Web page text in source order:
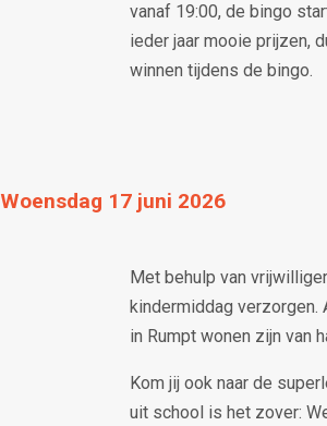
vanaf 19:00, de bingo
ieder jaar mooie prijzen,
winnen tijdens de bingo.
Woensdag 17 juni 2026
Met behulp van
kindermiddag
in Rumpt wonen zijn van
Kom jij ook naar de
uit school is het zover: